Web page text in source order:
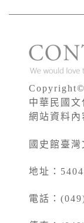
Copyright©
中華民國
網站資料內
國史館臺灣
地址：
電話：